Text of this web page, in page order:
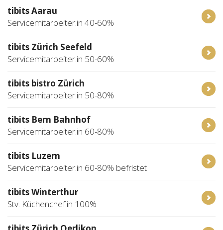
tibits Aarau
Servicemitarbeiter:in 40-60%
tibits Zürich Seefeld
Servicemitarbeiter:in 50-60%
tibits bistro Zürich
Servicemitarbeiter:in 50-80%
tibits Bern Bahnhof
Servicemitarbeiter:in 60-80%
tibits Luzern
Servicemitarbeiter:in 60-80% befristet
tibits Winterthur
Stv. Küchenchef:in 100%